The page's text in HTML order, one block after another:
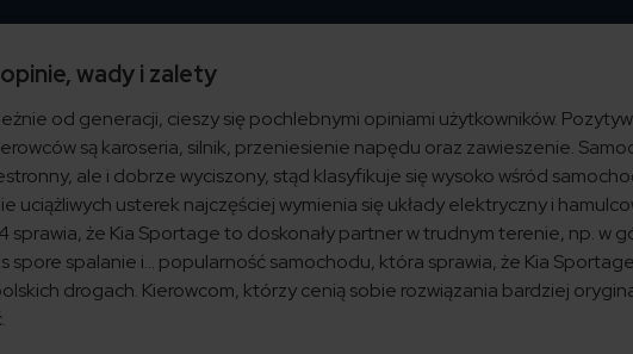
wady i zalety
od generacji, cieszy się pochlebnymi opiniami użytkowników.
są karoseria, silnik, przeniesienie napędu oraz zawieszenie.
ale i dobrze wyciszony, stąd klasyfikuje się wysoko wśród
uciążliwych usterek najczęściej wymienia się układy elektryczny i
sprawia, że Kia Sportage to doskonały partner w trudnym terenie, np. w
spore spalanie i… popularność samochodu, która sprawia, że Kia
drogach. Kierowcom, którzy cenią sobie rozwiązania bardziej